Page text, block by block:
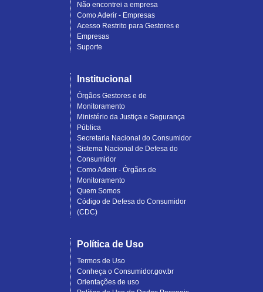
Não encontrei a empresa
Como Aderir - Empresas
Acesso Restrito para Gestores e
Empresas
Suporte
Institucional
Órgãos Gestores e de
Monitoramento
Ministério da Justiça e Segurança
Pública
Secretaria Nacional do Consumidor
Sistema Nacional de Defesa do
Consumidor
Como Aderir - Órgãos de
Monitoramento
Quem Somos
Código de Defesa do Consumidor
(CDC)
Política de Uso
Termos de Uso
Conheça o Consumidor.gov.br
Orientações de uso